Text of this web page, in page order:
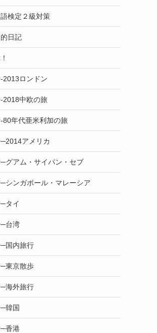
検定２級対策
日記
ロンドン
中欧の旅
年代亜米利加の旅
アメリカ
グアム・サイパン・セブ
シンガポール・マレーシア
タイ
台湾
国内旅行
東京散歩
海外旅行
韓国
香港